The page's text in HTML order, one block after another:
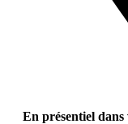
En présentiel